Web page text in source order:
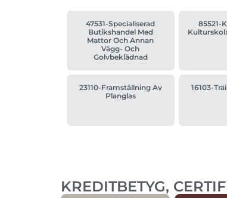
47531-Specialiserad
Butikshandel Med
Mattor Och Annan
Vägg- Och
Golvbeklädnad
85521-
23110-Framställning Av
Planglas
16103-
KREDITBETYG,